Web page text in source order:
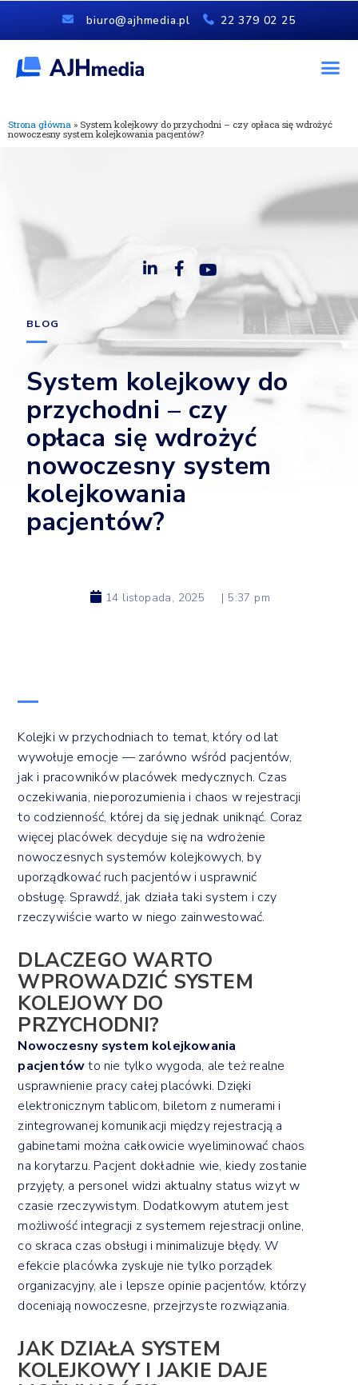
biuro@ajhmedia.pl 22 379 02 25
Strona główna » System kolejkowy do przychodni – czy opłaca się wdrożyć
nowoczesny system kolejkowania pacjentów?
BLOG
System kolejkowy do
przychodni – czy
opłaca się wdrożyć
nowoczesny system
kolejkowania
pacjentów?
14 listopada, 2025 | 5:37 pm
Kolejki w przychodniach to temat, który od lat
wywołuje emocje — zarówno wśród pacjentów,
jak i pracowników placówek medycznych. Czas
oczekiwania, nieporozumienia i chaos w rejestracji
to codzienność, której da się jednak uniknąć. Coraz
więcej placówek decyduje się na wdrożenie
nowoczesnych systemów kolejkowych, by
uporządkować ruch pacjentów i usprawnić
obsługę. Sprawdź, jak działa taki system i czy
rzeczywiście warto w niego zainwestować.
DLACZEGO WARTO
WPROWADZIĆ SYSTEM
KOLEJOWY DO
PRZYCHODNI?
Nowoczesny system kolejkowania
pacjentówto nie tylko wygoda, ale też realne
usprawnienie pracy całej placówki. Dzięki
elektronicznym tablicom, biletom z numerami i
zintegrowanej komunikacji między rejestracją a
gabinetami można całkowicie wyeliminować chaos
na korytarzu. Pacjent dokładnie wie, kiedy zostanie
przyjęty, a personel widzi aktualny status wizyt w
czasie rzeczywistym. Dodatkowym atutem jest
możliwość integracji z systemem rejestracji online,
co skraca czas obsługi i minimalizuje błędy. W
efekcie placówka zyskuje nie tylko porządek
organizacyjny, ale i lepsze opinie pacjentów, którzy
doceniają nowoczesne, przejrzyste rozwiązania.
JAK DZIAŁA SYSTEM
KOLEJKOWY I JAKIE DAJE